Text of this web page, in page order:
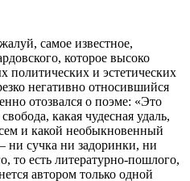
самое известное,
которое высоко
и эстетических
негативно относившийся
отозвался о поэме: «Это
какая чудесная удаль,
и какой необыкновенный
ни сучка ни задоринки, ни
то есть литературно-пошлого,
автором только одной